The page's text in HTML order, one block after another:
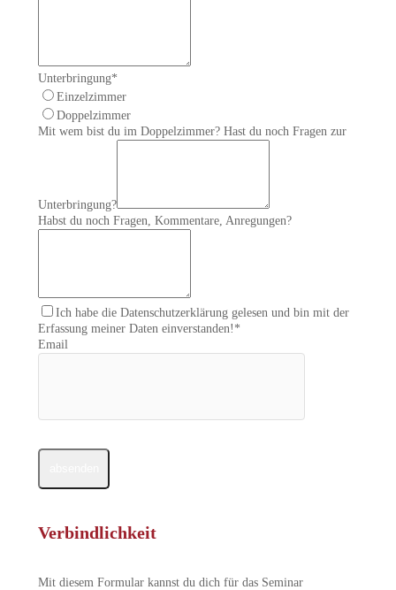
Unterbringung*
Einzelzimmer
Doppelzimmer
Mit wem bist du im Doppelzimmer? Hast du noch Fragen zur
Unterbringung?
Habst du noch Fragen, Kommentare, Anregungen?
Ich habe die Datenschutzerklärung gelesen und bin mit der
Erfassung meiner Daten einverstanden! *
Email
Verbindlichkeit
Mit diesem Formular kannst du dich für das Seminar